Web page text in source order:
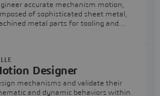
accurate mechanism motion,
of sophisticated sheet metal,
metal parts for tooling and
Designer
mechanisms and validate their
and dynamic behaviors within